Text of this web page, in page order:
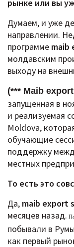
рынке или вы
Думаем, и уже
направлении.
программе maib
молдавским
выходу на
(*** Maib
запущенная в
и реализуемая
Moldova,
обучающие
поддержку
местных
То есть это
Да, maib export
месяцев назад.
побывали в
как первый